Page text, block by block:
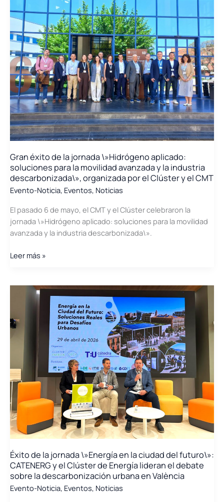
intervino
en
jornada
\»Negocio
Local
Sostenible\»
organizada
por
Cámara
Valencia
Gran éxito de la jornada \»Hidrógeno aplicado:
soluciones para la movilidad avanzada y la industria
descarbonizada\», organizada por el Clúster y el CMT
Evento-Noticia, Eventos, Noticias
El pasado 6 de mayo, el CMT y el Clúster celebraron la
jornada \»Hidrógeno aplicado: soluciones para la movilidad
avanzada y la industria descarbonizada\».
Gran
jornada
\»Hidrógeno
aplicado:
soluciones
movilidad
avanzada
y
la
industria
descarbonizada\»,
organizada
por
el
Clúster
y
Leer más »
Éxito de la jornada \»Energía en la ciudad del futuro\»:
CATENERG y el Clúster de Energía lideran el debate
sobre la descarbonización urbana en València
Evento-Noticia, Eventos, Noticias